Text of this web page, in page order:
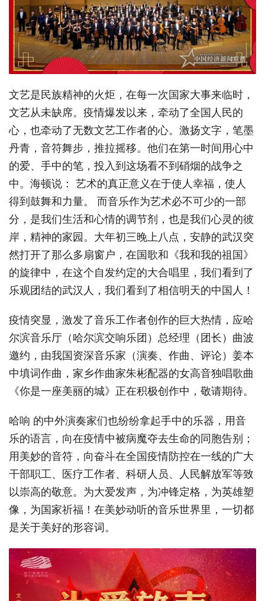
文艺是民族精神的火炬，在每一次国家大事来临时，
文艺从未缺席。疫情爆发以来，牵动了全国人民的
心，也牵动了无数文艺工作者的心。激扬文字，笔墨
丹青，音符舞步，推拉摇移。他们在第一时间用心中
的爱、手中的笔，投入到这场看不到硝烟的战争之
中。海顿说： 艺术的真正意义在于使人幸福，使人
得到鼓舞和力量。 而音乐作为艺术必不可少的一部
分，是我们生活和心情的调节剂，也是我们心灵的彼
岸，精神的家园。大年初三晚上八点，安静的武汉突
然打开了那么多扇窗户，在国歌和《我和我的祖国》
的旋律中，在这个自发约定的大合唱里，我们看到了
乐观团结的武汉人，我们看到了相信明天的中国人！
疫情突显，激发了音乐工作者创作的巨大热情，应哈
尔滨音乐厅（哈尔滨交响乐团）总经理（团长）曲波
邀约，由我国资深音乐家（演奏、作曲、评论）姜本
中填词作曲，家乡作曲家朱彬配器的女高音独唱歌曲
《你是一座美丽的城》正在积极创作中，敬请期待。
哈响 的中外演奏家们也纷纷拿起手中的乐器，用音
乐的语言，向在疫情中被病魔夺去生命的同胞告别；
用美妙的音符，向奋斗在全国疫情防控在一线的广大
干部职工、医疗工作者、科研人员、人民解放军等致
以崇高的敬意。为大爱发声，为冲锋定格，为英雄塑
像，为国家祈福！在美妙动听的音乐世界里，一切都
是关于美好的形容词。